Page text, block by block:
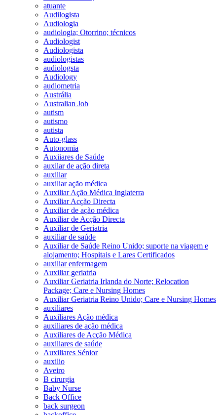
atuante
Audilogista
Audiologia
audiologia; Otorrino; técnicos
Audiologist
Audiologista
audiologistas
audiologsta
Audiology
audiometria
Austrália
Australian Job
autism
autismo
autista
Auto-glass
Autonomia
Auxiiares de Saúde
auxilar de ação direta
auxiliar
auxiliar ação médica
Auxiliar Ação Médica Inglaterra
Auxiliar Acção Directa
Auxiliar de ação médica
Auxiliar de Acção Directa
Auxiliar de Geriatria
auxiliar de saúde
Auxiliar de Saúde Reino Unido; suporte na viagem e
alojamento; Hospitais e Lares Certificados
auxiliar enfermagem
Auxiliar geriatria
Auxiliar Geriatria Irlanda do Norte; Relocation
Package; Care e Nursing Homes
Auxiliar Geriatria Reino Unido; Care e Nursing Homes
auxiliares
Auxiliares Ação médica
auxiliares de ação médica
Auxiliares de Acção Médica
auxiliares de saúde
Auxiliares Sénior
auxilio
Aveiro
B cirurgia
Baby Nurse
Back Office
back surgeon